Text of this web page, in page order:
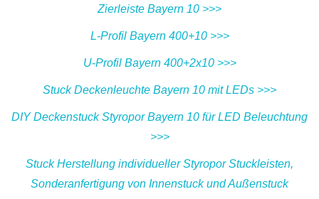
Zierleiste Bayern 10 >>>
L-Profil Bayern 400+10 >>>
U-Profil Bayern 400+2x10 >>>
Stuck Deckenleuchte Bayern 10 mit LEDs >>>
DIY Deckenstuck Styropor Bayern 10 für LED Beleuchtung
>>>
Stuck Herstellung individueller Styropor Stuckleisten,
Sonderanfertigung von Innenstuck und Außenstuck